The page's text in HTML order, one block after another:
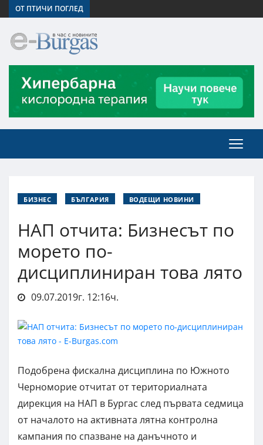
ОТ ПТИЧИ ПОГЛЕД
БИЗНЕС БЪЛГАРИЯ ВОДЕЩИ НОВИНИ
НАП отчита: Бизнесът по
морето по-
дисциплиниран това лято
09.07.2019г. 12:16ч.
Подобрена фискална дисциплина по Южното
Черноморие отчитат от териториалната
дирекция на НАП в Бургас след първата седмица
от началото на активната лятна контролна
кампания по спазване на данъчното и